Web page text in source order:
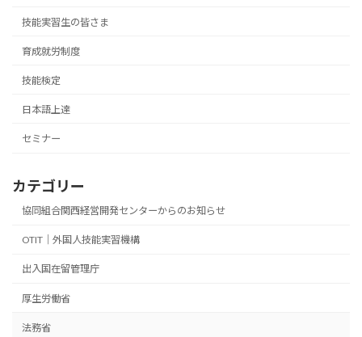
技能実習生の皆さま
育成就労制度
技能検定
日本語上達
セミナー
カテゴリー
協同組合関西経営開発センターからのお知らせ
OTIT｜外国人技能実習機構
出入国在留管理庁
厚生労働省
法務省